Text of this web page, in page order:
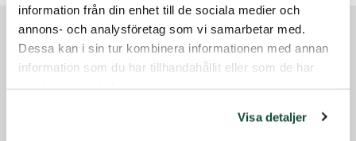
information från din enhet till de sociala medier och
annons- och analysföretag som vi samarbetar med.
Dessa kan i sin tur kombinera informationen med annan
information som du har tillhandahållit eller som de har
samlat in när du har använt deras tjänster.
Visa detaljer
Investerare
Terms and conditions
Code of conduct
Whistleblowing service